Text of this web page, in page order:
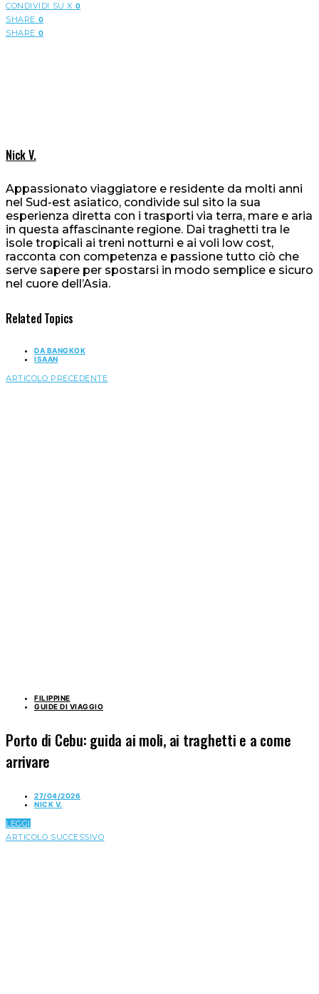
CONDIVIDI SU X 0
SHARE 0
SHARE 0
Nick V.
Appassionato viaggiatore e residente da molti anni
nel Sud-est asiatico, condivide sul sito la sua
esperienza diretta con i trasporti via terra, mare e aria
in questa affascinante regione. Dai traghetti tra le
isole tropicali ai treni notturni e ai voli low cost,
racconta con competenza e passione tutto ciò che
serve sapere per spostarsi in modo semplice e sicuro
nel cuore dell’Asia.
Related Topics
DA BANGKOK
ISAAN
ARTICOLO PRECEDENTE
FILIPPINE
GUIDE DI VIAGGIO
Porto di Cebu: guida ai moli, ai traghetti e a come
arrivare
27/04/2026
NICK V.
LEGGI
ARTICOLO SUCCESSIVO